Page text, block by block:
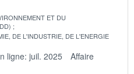
ET DU
DE L'INDUSTRIE, DE L'ENERGIE
ligne: juil. 2025
Affaire